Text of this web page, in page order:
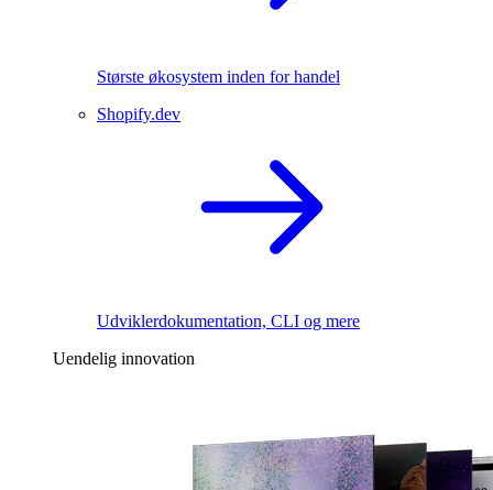
Største økosystem inden for handel
Shopify.dev
Udviklerdokumentation, CLI og mere
Uendelig innovation